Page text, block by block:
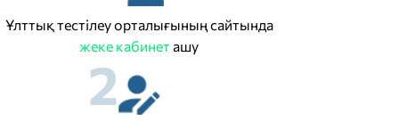
Ұлттық тестілеу орталығының сайтында
жеке кабинет ашу
2